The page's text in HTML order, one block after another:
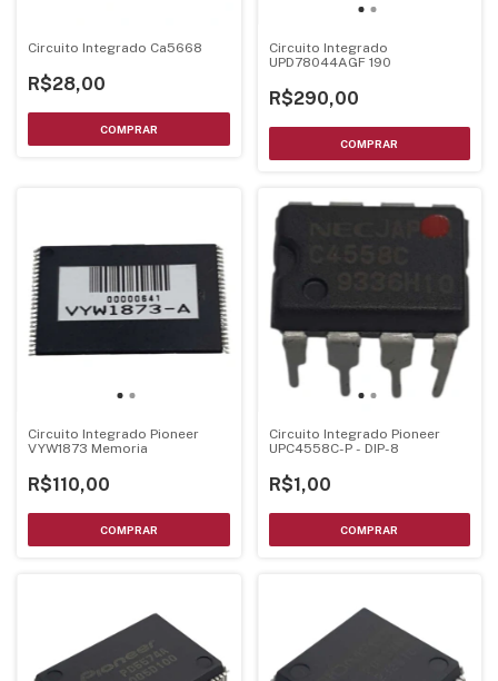
Circuito Integrado Ca5668
R$28,00
Circuito Integrado
UPD78044AGF 190
R$290,00
Circuito Integrado Pioneer
VYW1873 Memoria
R$110,00
Circuito Integrado Pioneer
UPC4558C-P - DIP-8
R$1,00